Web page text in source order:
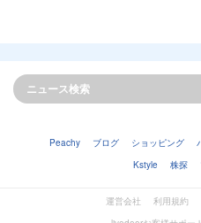
Peachy ブログ ショッピング
Kstyle
株探
運営会社 利用規約